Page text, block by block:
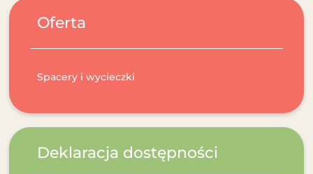
Oferta
Spacery i wycieczki
Deklaracja dostępności